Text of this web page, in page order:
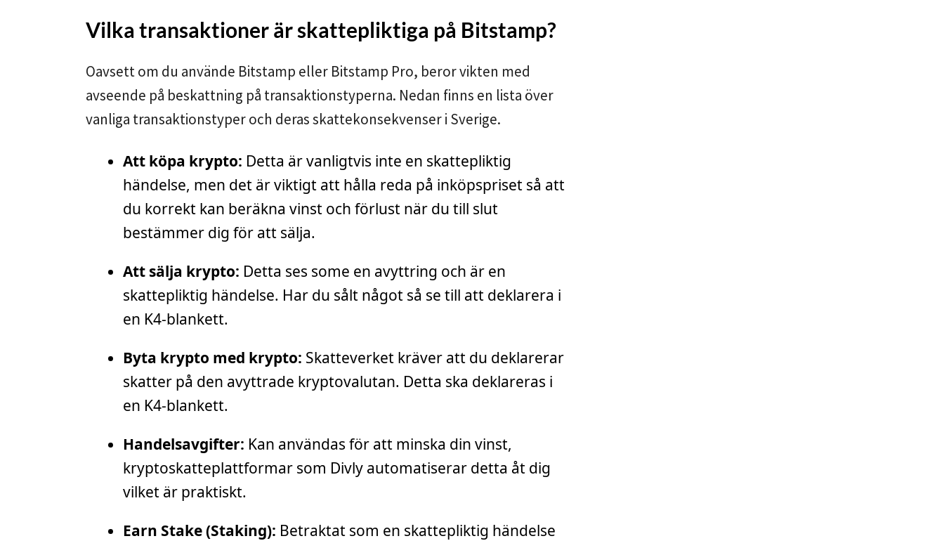
Vilka transaktioner är skattepliktiga på Bitstamp?
Oavsett om du använde Bitstamp eller Bitstamp Pro, beror vikten med
avseende på beskattning på transaktionstyperna. Nedan finns en lista över
vanliga transaktionstyper och deras skattekonsekvenser i Sverige.
Att köpa krypto: Detta är vanligtvis inte en skattepliktig
händelse, men det är viktigt att hålla reda på inköpspriset så att
du korrekt kan beräkna vinst och förlust när du till slut
bestämmer dig för att sälja.
Att sälja krypto: Detta ses some en avyttring och är en
skattepliktig händelse. Har du sålt något så se till att deklarera i
en K4-blankett.
Byta krypto med krypto: Skatteverket kräver att du deklarerar
skatter på den avyttrade kryptovalutan. Detta ska deklareras i
en K4-blankett.
Handelsavgifter: Kan användas för att minska din vinst,
kryptoskatteplattformar som Divly automatiserar detta åt dig
vilket är praktiskt.
Earn Stake (Staking): Betraktat som en skattepliktig händelse